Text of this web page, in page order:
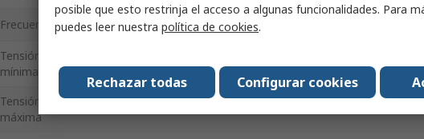
Frecuencia de Salida 550Hz
Tensión de alimentación
mínima
200V
Tensión de alimentación
máxima
posible que esto restrinja el acceso a algunas funcionalidades. Para
puedes leer nuestra política de cookies.
Configurar cookies
Rechazar todas